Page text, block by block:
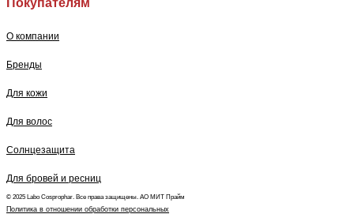
О компании
Бренды
Для кожи
Для волос
Солнцезащита
Для бровей и ресниц
© 2025 Labo Cosprophar. Все права защищены. АО МИТ Прайм
Политика в отношении обработки персональных